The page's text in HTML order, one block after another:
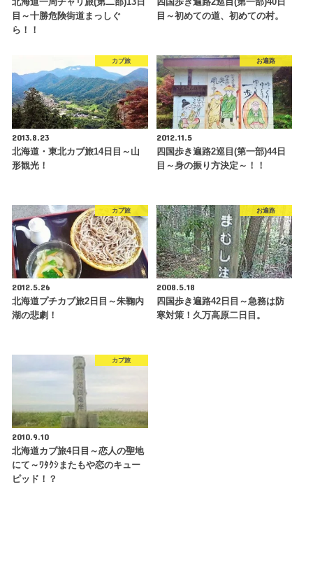
目～十勝危険街道まっしぐ
ら！！
目～初めての道、初めての村。
カブ旅
2013.8.23
北海道・東北カブ旅14日目～山
形観光！
お遍路
2012.11.5
四国歩き遍路2巡目(第一部)44日
目～身の振り方決定～！！
カブ旅
2012.5.26
北海道プチカブ旅2日目～朱鞠内
湖の悲劇！
お遍路
2008.5.18
四国歩き遍路42日目～急務は防
寒対策！久万高原二日目。
カブ旅
2010.9.10
北海道カブ旅4日目～恋人の聖地
にて～ﾜﾀｸｼまたもや恋のキュー
ピッド！？